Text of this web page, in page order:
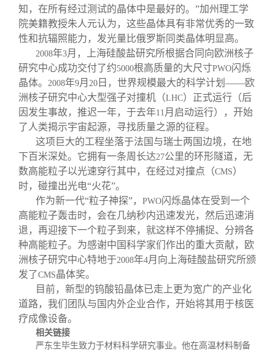
知，在所有经过测试的晶体中是最好的。”加州理工学
院美籍教授朱人元认为，这些晶体具有非常优秀的一致
性和抗辐照能力，发光量比俄罗斯同类晶体明显高。
2008年3月，上海硅酸盐研究所根据合同向欧洲核子
研究中心成功交付了约5000根高质量的大尺寸PWO闪烁
晶体。
2008年9月 20 日，世界规模最大的科学计划——欧
洲核子研究中心大型强子对撞机（LHC）正式运行（后
因发生事故，推迟一年，于去年11 月启动运行），开始
了人类揭示宇宙起源，寻找质量之源的征程。
这项巨大的工程坐落于法国与瑞士两国边境，在地
下百米深处。它拥有一条周长达27公里的环形隧道，无
数高能粒子以光速穿行其中，在经过对撞点（CMS）
时，碰撞出光电“火花”。
作为新一代“粒子神探”， PWO闪烁晶体在受到一个
高能粒子轰击时，会在几纳秒内迅速发光，然后迅速消
退，再迎接下一个粒子到来，就这样不停捕捉、分辨各
种高能粒子。为感谢中国科学家们作出的重大贡献，欧
洲核子研究中心特地于2008年4月向上海硅酸盐研究所颁
发了CMS晶体奖。
目前，新型的钨酸铅晶体已走上更为宽广的产业化
道路，我们团队与国内外企业合作，开始将其用于核医
疗成像设备。
相关链接
严东生毕生致力于材料科学研究事业。他在高温材料制备